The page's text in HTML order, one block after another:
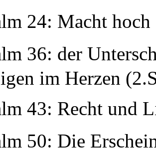
24: Macht
36: der
im Herzen
43: Recht und
50: Die